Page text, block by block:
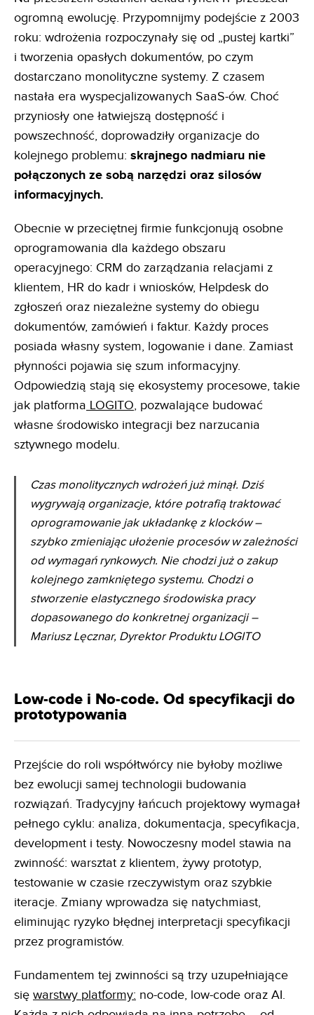
ogromną ewolucję. Przypomnijmy podejście z 2003
roku: wdrożenia rozpoczynały się od „pustej kartki”
i tworzenia opasłych dokumentów, po czym
dostarczano monolityczne systemy. Z czasem
nastała era wyspecjalizowanych SaaS-ów. Choć
przyniosły one łatwiejszą dostępność i
powszechność, doprowadziły organizacje do
kolejnego problemu: skrajnego nadmiaru nie
połączonych ze sobą narzędzi oraz silosów
informacyjnych.
Obecnie w przeciętnej firmie funkcjonują osobne
oprogramowania dla każdego obszaru
operacyjnego: CRM do zarządzania relacjami z
klientem, HR do kadr i wniosków, Helpdesk do
zgłoszeń oraz niezależne systemy do obiegu
dokumentów, zamówień i faktur. Każdy proces
posiada własny system, logowanie i dane. Zamiast
płynności pojawia się szum informacyjny.
Odpowiedzią stają się ekosystemy procesowe, takie
jak platforma LOGITO, pozwalające budować
własne środowisko integracji bez narzucania
sztywnego modelu.
Czas monolitycznych wdrożeń już minął. Dziś
wygrywają organizacje, które potrafią traktować
oprogramowanie jak układankę z klocków –
szybko zmieniając ułożenie procesów w zależności
od wymagań rynkowych. Nie chodzi już o zakup
kolejnego zamkniętego systemu. Chodzi o
stworzenie elastycznego środowiska pracy
dopasowanego do konkretnej organizacji –
Mariusz Lęcznar, Dyrektor Produktu LOGITO
Low-code i No-code. Od specyfikacji do
prototypowania
Przejście do roli współtwórcy nie byłoby możliwe
bez ewolucji samej technologii budowania
rozwiązań. Tradycyjny łańcuch projektowy wymagał
pełnego cyklu: analiza, dokumentacja, specyfikacja,
development i testy. Nowoczesny model stawia na
zwinność: warsztat z klientem, żywy prototyp,
testowanie w czasie rzeczywistym oraz szybkie
iteracje. Zmiany wprowadza się natychmiast,
eliminując ryzyko błędnej interpretacji specyfikacji
przez programistów.
Fundamentem tej zwinności są trzy uzupełniające
się warstwy platformy: no-code, low-code oraz AI.